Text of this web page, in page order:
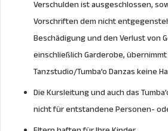
Verschulden ist ausgeschlossen,
Vorschriften dem nicht
Beschädigung und den Verlust von
einschließlich Garderobe,
Tanzstudio/Tumba’o Danzas keine
Die Kursleitung und auch das
nicht für entstandene Personen-